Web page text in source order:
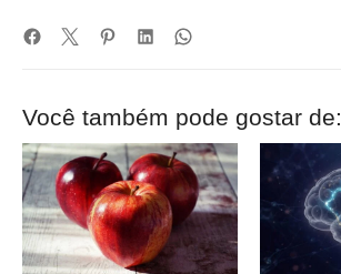
Você também pode gostar de: